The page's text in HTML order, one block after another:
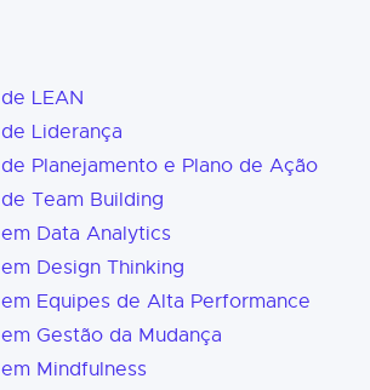
LEAN
Liderança
Planejamento e Plano de Ação
Team Building
Data Analytics
Design Thinking
Equipes de Alta Performance
Gestão da Mudança
Mindfulness